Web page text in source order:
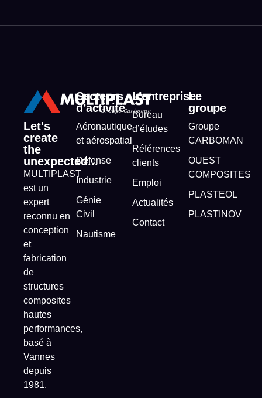
Let's
create
the
unexpected...
MULTIPLAST
est un
expert
reconnu en
conception
et
fabrication
de
structures
composites
hautes
performances,
basé à
Vannes
depuis
1981.
Secteurs
d’activité
Aéronautique
et aérospatial
Défense
Industrie
Génie
Civil
Nautisme
L’entreprise
Bureau
d’études
Références
clients
Emploi
Actualités
Contact
Le
groupe
Groupe
CARBOMAN
OUEST
COMPOSITES
PLASTEOL
PLASTINOV